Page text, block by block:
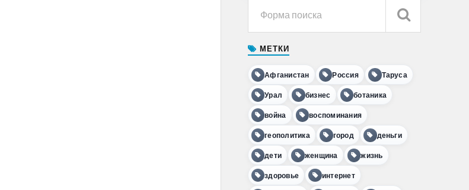
МЕТКИ
Афганистан Россия Таруса
Урал бизнес ботаника
война воспоминания
геополитика город деньги
дети женщина жизнь
здоровье интернет